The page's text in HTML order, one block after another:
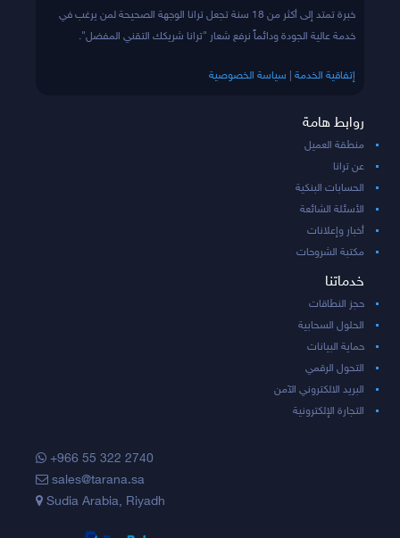
خبرة تمتد إلى أكثر من 18 سنة تجعل ترانا الوجهة الصحيحة لمن يرغب في
خدمة عالية الجودة ودائماً نرفع شعار "ترانا شريكك التقني المفضل".
إتفاقية الخدمة سياسة الخصوصية
روابط هامة
منطقة العميل
عن ترانا
الحسابات البنكية
الأسئلة الشائعة
أخبار وإعلانات
مكتبة الشروحات
خدماتنا
حجز النطاقات
الحلول السحابية
حماية البيانات
التحول الرقمي
البريد الالكتروني الآمن
التجارة الإلكترونية
+966 55 322 2740
sales@tarana.sa
Sudia Arabia, Riyadh